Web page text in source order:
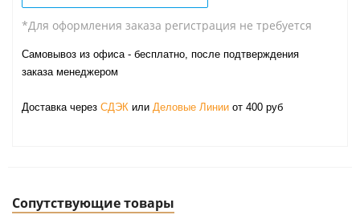
*Для оформления заказа регистрация не требуется
Самовывоз из офиса - бесплатно, после подтверждения
заказа менеджером
Доставка через СДЭК или Деловые Линии от 400 руб
Сопутствующие товары